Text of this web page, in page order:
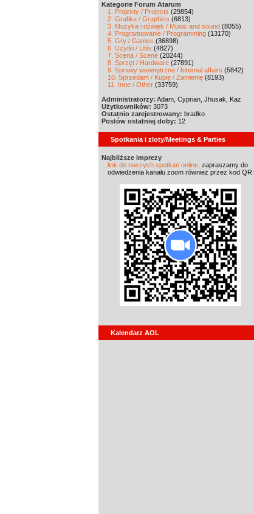
Kategorie Forum Atarum
1. Projekty / Projects (29854)
2. Grafika / Graphics (6813)
3. Muzyka i dźwięk / Music and sound (8055)
4. Programowanie / Programming (13170)
5. Gry / Games (36898)
6. Użytki / Utils (4827)
7. Scena / Scene (20244)
8. Sprzęt / Hardware (27891)
9. Sprawy wewnętrzne / Internal affairs (5842)
10. Sprzedam / Kupię / Zamienię (8193)
11. Inne / Other (33759)
Administratorzy: Adam, Cyprian, Jhusak, Kaz
Użytkowników: 3073
Ostatnio zarejestrowany: bradko
Postów ostatniej doby: 12
Spotkania i zloty/Meetings & Parties
Najbliższe imprezy
link do naszych spotkań online, zapraszamy do
odwiedzenia kanału zoom również przez kod QR:
Kalendarz AOL